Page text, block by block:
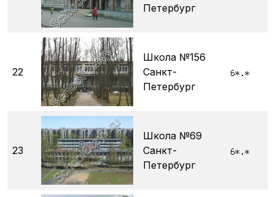
Петербург
22
Школа №156
Санкт-
Петербург
23
Школа №69
Санкт-
Петербург